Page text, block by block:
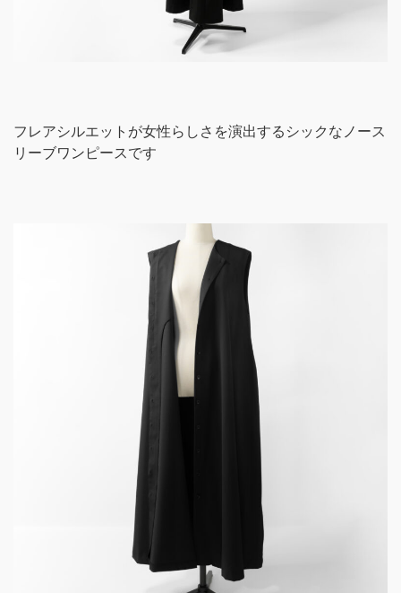
フレアシルエットが女性らしさを演出するシックなノース
リーブワンピースです